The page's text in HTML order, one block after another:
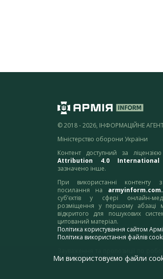
© 2018 - 2026, ІНФОРМАЦІЙНЕ
Міністерство оборони України
Контент доступний за ліцензією
Attribution 4.0 International
зазначено інше.
При використанні контенту
посилання на
суб’єктів у сфері онлайн-
розміщення у першому абзаці
відкритого для пошукових
цитований матеріал.
Політика користування сайтом
Політика використання файлів
адресу:
Ми використовуємо файли